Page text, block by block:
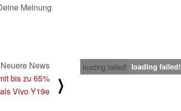
Meinung
loading failed! loading failed!
Neuere News
bis zu 65%
Vivo Y19e
⟩